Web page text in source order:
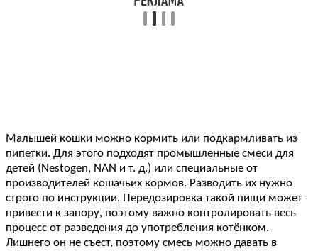
Малышей кошки можно кормить или подкармливать из
пипетки. Для этого подходят промышленные смеси для
детей (Nestogen, NAN и т. д.) или специальные от
производителей кошачьих кормов. Разводить их нужно
строго по инструкции. Передозировка такой пищи может
привести к запору, поэтому важно контролировать весь
процесс от разведения до употребления котёнком.
Лишнего он не съест, поэтому смесь можно давать в